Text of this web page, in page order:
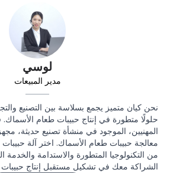
لوسي
مدير المبيعات
نحن كيان متميز يجمع بسلاسة بين التصنيع
حلولًا متطورة في إنتاج حبيبات طعام
المهنيين، الموجود في منشأة تصنيع حديثة،
معالجة حبيبات طعام الأسماك. اختر آلة
من التكنولوجيا المتطورة والاستدامة والخدمة
الشراكة معك في تشكيل مستقبل إنتاج